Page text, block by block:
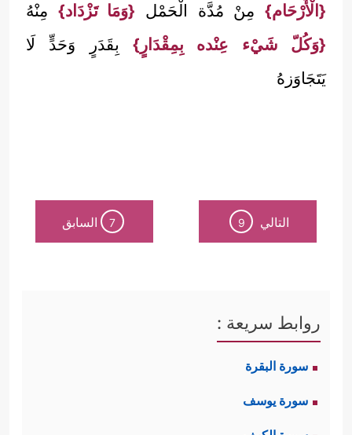
{الْأَرْحَام}مِنْ مُدَّة الْحَمْل {وَمَا تَزْدَاد} مِنْهُ
{وَكُلّ شَيْء عِنْده بِمِقْدَارٍ} بِقَدَرٍ وَحَدٍّ لَا
يَتَجَاوَزهُ
التالي 9
7 السابق
روابط سريعة :
سورة البقرة
سورة يوسف